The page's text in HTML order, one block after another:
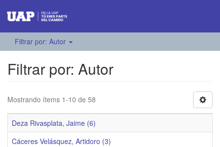
Filtrar por: Autor
Filtrar por: Autor
Mostrando ítems 1-10 de 58
Deza Rivasplata, Jaime (6)
Cáceres Velásquez, Artidoro (3)